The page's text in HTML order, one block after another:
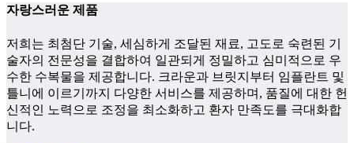
자랑스러운 제품
저희는 최첨단 기술, 세심하게 조달된 재료, 고도로 숙련된 기
술자의 전문성을 결합하여 일관되게 정밀하고 심미적으로 우
수한 수복물을 제공합니다. 크라운과 브릿지부터 임플란트 및
틀니에 이르기까지 다양한 서비스를 제공하며, 품질에 대한 헌
신적인 노력으로 조정을 최소화하고 환자 만족도를 극대화합
니다.